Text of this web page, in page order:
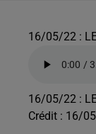
16/05/22 :
16/05/22 :
Crédit : 16/